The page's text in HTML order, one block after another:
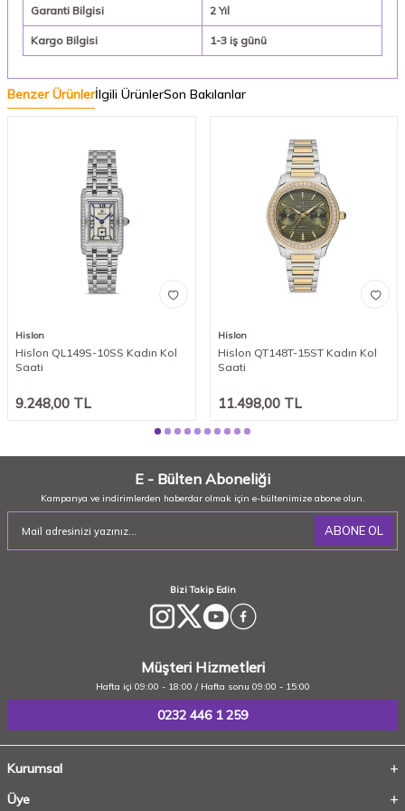
Garanti Bilgisi 2 Yıl
Kargo Bilgisi 1-3 iş günü
Benzer Ürünlerİlgili ÜrünlerSon Bakılanlar
Hislon
Hislon QL149S-10SS Kadın Kol
Saati
9.248,00 TL
Hislon
Hislon QT148T-15ST Kadın Kol
Saati
11.498,00TL
E - Bülten Aboneliği
Kampanya ve indirimlerden haberdar olmak için e-bültenimize abone olun.
ABONE OL
Bizi Takip Edin
Müşteri Hizmetleri
Hafta içi 09:00 - 18:00 / Hafta sonu 09:00 - 15:00
0232 446 1 259
Kurumsal
Üye